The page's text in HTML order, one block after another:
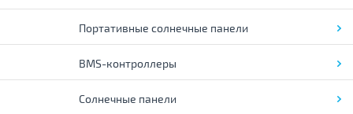
Портативные солнечные панели
BMS-контроллеры
Солнечные панели